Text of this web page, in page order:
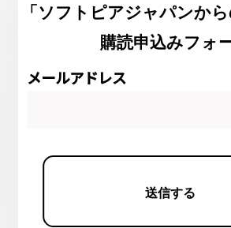
「ソフトピアジャパンから
購読申込みフォ
メールアドレス